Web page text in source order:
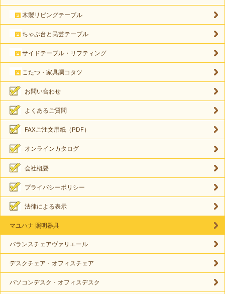
木製リビングテーブル
ちゃぶ台と民芸テーブル
サイドテーブル・リフティング
こたつ・家具調コタツ
お問い合わせ
よくあるご質問
FAXご注文用紙（PDF）
オンラインカタログ
会社概要
プライバシーポリシー
法律による表示
マユハナ 照明器具
バランスチェアヴァリエール
デスクチェア・オフィスチェア
パソコンデスク・オフィスデスク